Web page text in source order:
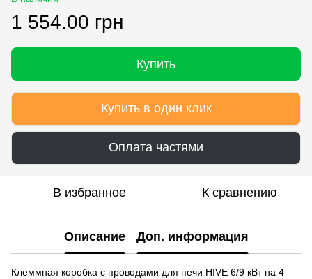
1 554.00 грн
Купить
Купить в один клик
Оплата частями
В избранное К сравнению
Описание Доп. информация
Клеммная коробка с проводами для печи HIVE 6/9 кВт на 4